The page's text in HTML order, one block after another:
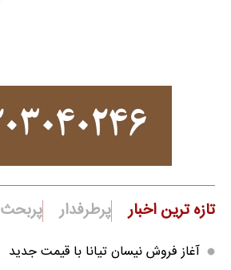
تازه ترین اخبار پرطرفدار پربحث
آغاز فروش نیسان تیانا با قیمت جدید